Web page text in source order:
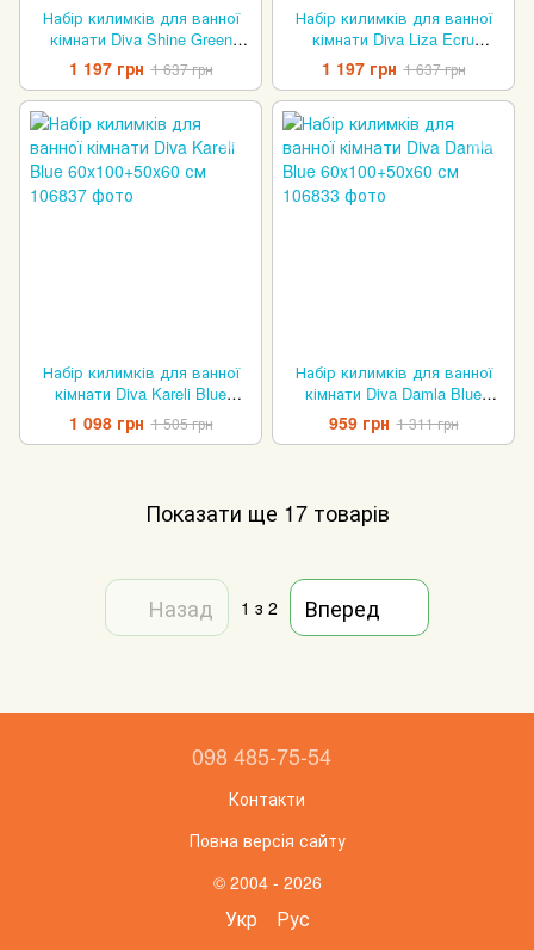
Набір килимків для ванної
кімнати Diva Shine Green
60x100+50x60 см
1 197 грн 1 637 грн
Набір килимків для ванної
кімнати Diva Liza Ecru
60x100+50x60 см
1 197 грн 1 637 грн
Набір килимків для ванної
кімнати Diva Kareli Blue
60x100+50x60 см
1 098 грн 1 505 грн
Набір килимків для ванної
кімнати Diva Damla Blue
60x100+50x60 см
959 грн 1 311 грн
Показати ще 17 товарів
Назад 1 з 2 Вперед
098 485-75-54
Контакти
Повна версія сайту
© 2004 - 2026
Укр Рус